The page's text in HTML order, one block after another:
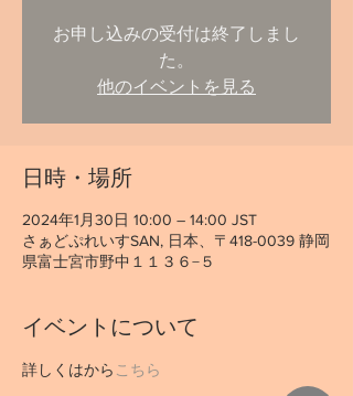
お申し込みの受付は終了しまし
た。
他のイベントを見る
日時・場所
2024年1月30日 10:00 – 14:00 JST
さぁどぷれいすSAN, 日本、〒418-0039 静岡
県富士宮市野中１１３６−５
イベントについて
詳しくはから こちら